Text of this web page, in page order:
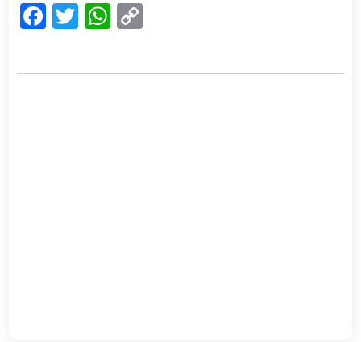
Facebook
TwitterWhatsApp